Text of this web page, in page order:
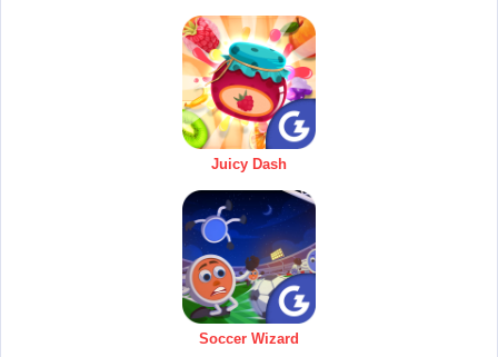
Juicy Dash
Soccer Wizard